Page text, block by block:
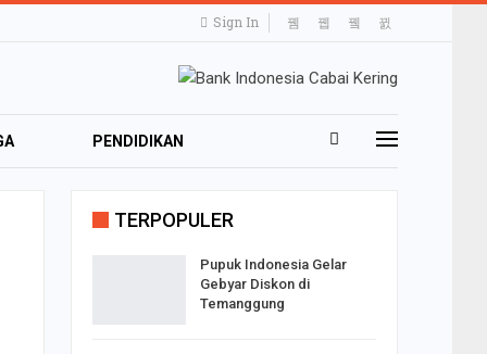
Sign In
PENDIDIKAN
TERPOPULER
Pupuk Indonesia Gelar
Gebyar Diskon di
Temanggung